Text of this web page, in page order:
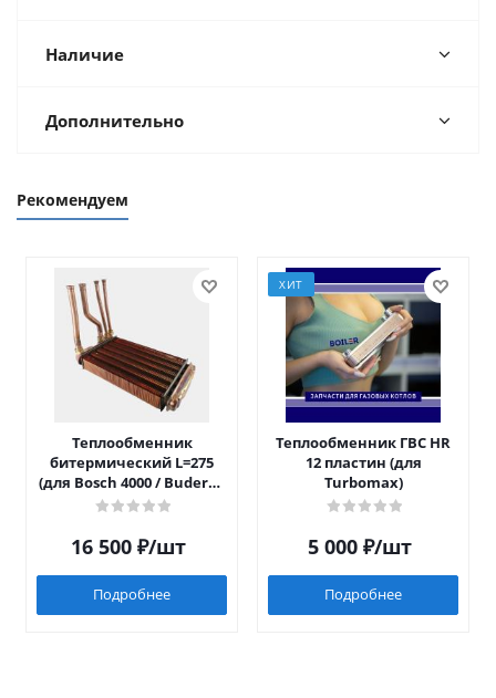
Наличие
Дополнительно
Рекомендуем
Теплообменник
битермический L=275
(для Bosch 4000 / Buderus
042)
16 500₽/шт
Подробнее
ХИТ
Теплообменник ГВС HR
12 пластин (для
Turbomax)
5 000₽/шт
Подробнее